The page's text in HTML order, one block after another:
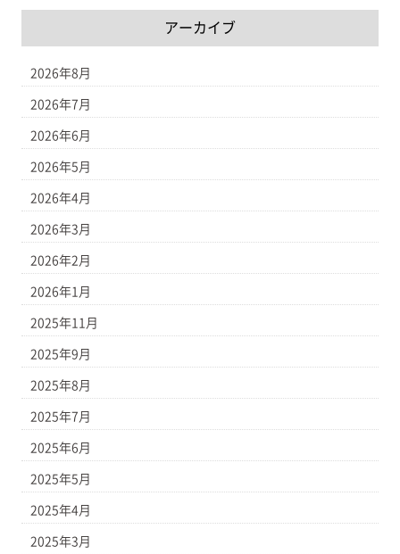
アーカイブ
2026年8月
2026年7月
2026年6月
2026年5月
2026年4月
2026年3月
2026年2月
2026年1月
2025年11月
2025年9月
2025年8月
2025年7月
2025年6月
2025年5月
2025年4月
2025年3月